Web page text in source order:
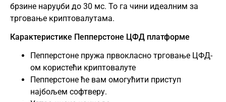
брзине наруџби до 30 мс. То га чини идеалним за
трговање криптовалутама.
Карактеристике Пепперстоне ЦФД платформе
Пепперстоне пружа првокласно трговање ЦФД-
ом користећи криптовалуте
Пепперстоне ће вам омогућити приступ
најбољем софтверу.